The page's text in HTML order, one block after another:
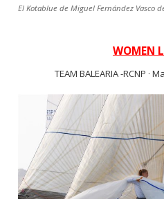
El Kotablue de Miguel Fernández Vasco
WOMEN
TEAM BALEARIA -RCNP ·